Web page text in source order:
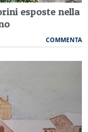
esposte nella
COMMENTA